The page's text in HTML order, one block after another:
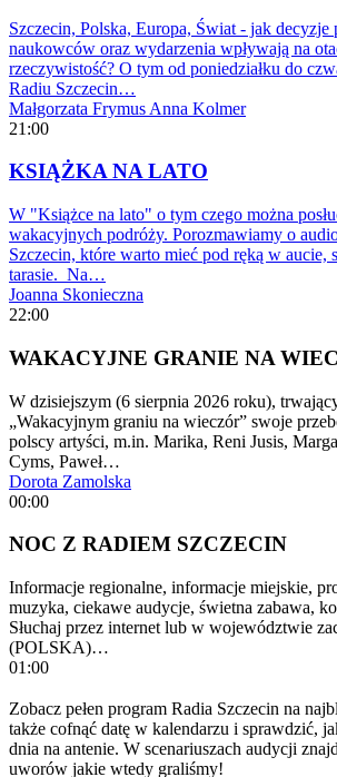
Szczecin, Polska, Europa, Świat - jak
naukowców oraz wydarzenia wpływają na
rzeczywistość? O tym od poniedziałku do
Radiu Szczecin…
Małgorzata Frymus Anna Kolmer
21:00
KSIĄŻKA NA LATO
W "Książce na lato" o tym czego można
wakacyjnych podróży. Porozmawiamy o
Szczecin, które warto mieć pod ręką w aucie,
tarasie. Na…
Joanna Skonieczna
22:00
WAKACYJNE GRANIE NA
W dzisiejszym (6 sierpnia 2026 roku),
„Wakacyjnym graniu na wieczór” swoje
polscy artyści, m.in. Marika, Reni Jusis,
Cyms, Paweł…
Dorota Zamolska
00:00
NOC Z RADIEM SZCZECIN
Informacje regionalne, informacje miejskie,
muzyka, ciekawe audycje, świetna zabawa,
Słuchaj przez internet lub w województwie
(POLSKA)…
01:00
Zobacz pełen program Radia Szczecin na
także cofnąć datę w kalendarzu i sprawdzić,
dnia na antenie. W scenariuszach audycji
uworów jakie wtedy graliśmy!